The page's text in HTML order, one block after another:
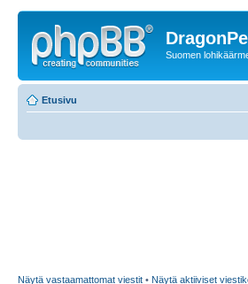
Suomen
Etusivu
Näytä vastaamattomat viestit • Näytä aktiiviset